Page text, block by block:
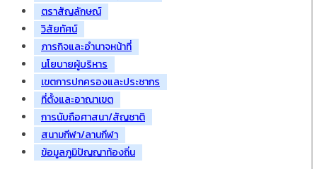
ตราสัญลักษณ์
วิสัยทัศน์
ภารกิจและอำนาจหน้าที่
นโยบายผู้บริหาร
เขตการปกครองและประชากร
ที่ตั้งและอาณาเขต
การนับถือศาสนา/สัญชาติ
สนามกีฬา/ลานกีฬา
ข้อมูลภูมิปัญญาท้องถิ่น